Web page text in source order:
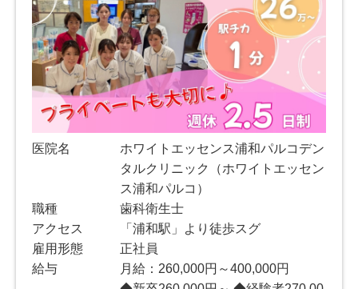
医院名
ホワイトエッセンス浦和パルコデン
タルクリニック（ホワイトエッセン
ス浦和パルコ）
職種
歯科衛生士
アクセス
「浦和駅」より徒歩スグ
雇用形態
正社員
給与
月給：260,000円～400,000円